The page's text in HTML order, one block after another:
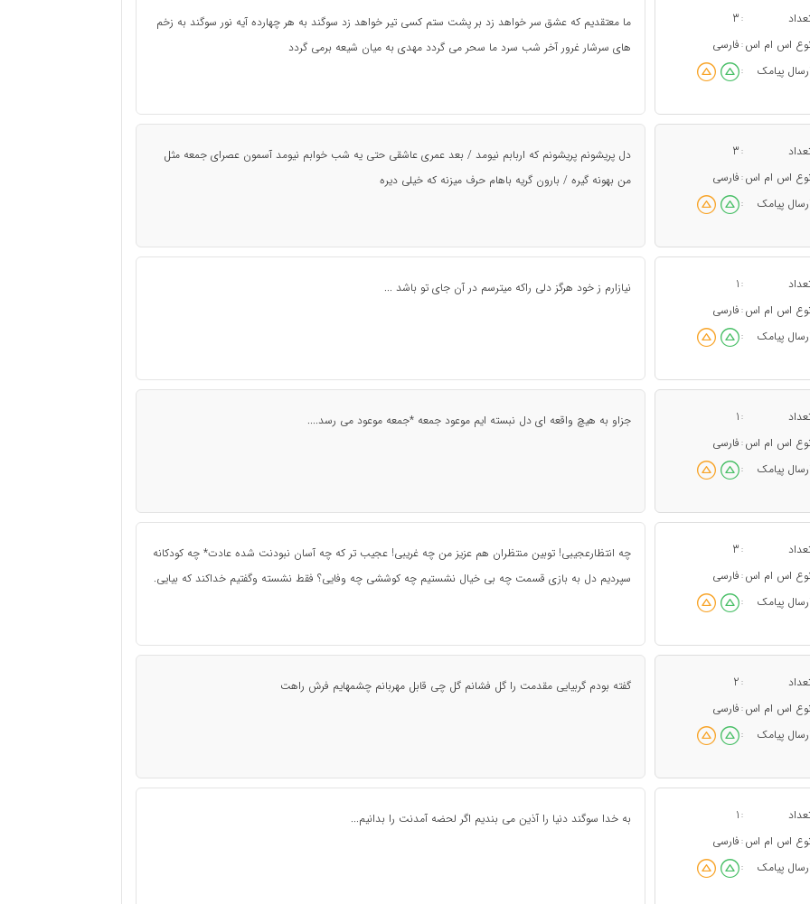
:
3
نوع اس ام اس : فارسی
ارسال پیامک
:
ما معتقدیم که عشق سر خواهد زد بر پشت ستم کسی تیر خواهد زد سوگند به هر چهارده آیه نور سوگند به زخم
های سرشار غرور آخر شب سرد ما سحر می گردد مهدی به میان شیعه برمی گردد
:
3
نوع اس ام اس : فارسی
ارسال پیامک
:
دل پریشونم پریشونم که اربابم نیومد / بعد عمری عاشقی حتی یه شب خوابم نیومد آسمون عصرای جمعه مثل
من بهونه گیره / بارون گریه باهام حرف میزنه که خیلی دیره
:
1
نوع اس ام اس : فارسی
ارسال پیامک
:
نیازارم ز خود هرگز دلی راکه میترسم در آن جای تو باشد ...
:
1
نوع اس ام اس : فارسی
ارسال پیامک
:
جزاو به هیچ واقعه ای دل نبسته ایم موعود جمعه *جمعه موعود می رسد....
:
3
نوع اس ام اس : فارسی
ارسال پیامک
:
چه انتظارعجیبی! توبین منتظران هم عزیز من چه غریبی! عجیب تر که چه آسان نبودنت شده عادت* چه کودکانه
سپردیم دل به بازی قسمت چه بی خیال نشستیم چه کوششی چه وفایی؟ فقط نشسته وگفتیم خداکند که بیایی.
:
2
نوع اس ام اس : فارسی
ارسال پیامک
:
گفته بودم گربیایی مقدمت را گل فشانم گل چی قابل مهربانم چشمهایم فرش راهت
:
1
نوع اس ام اس : فارسی
ارسال پیامک
:
به خدا سوگند دنیا را آذین می بندیم اگر لحضه آمدنت را بدانیم...